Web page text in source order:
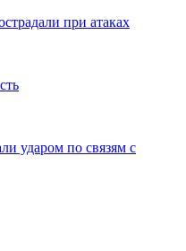
при атаках
ударом по связям с